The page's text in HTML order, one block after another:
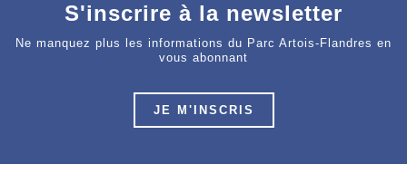
S'inscrire à la newsletter
Ne manquez plus les informations du Parc Artois-Flandres en
vous abonnant
JE M'INSCRIS